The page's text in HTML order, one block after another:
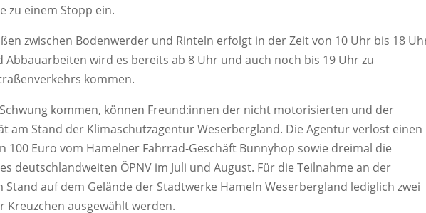
zu einem Stopp ein.
zwischen Bodenwerder und Rinteln erfolgt in der Zeit von 10 Uhr bis 18
Abbauarbeiten wird es bereits ab 8 Uhr und auch noch bis 19 Uhr zu
kommen.
kommen, können Freund:innen der nicht motorisierten und der
am Stand der Klimaschutzagentur Weserbergland. Die Agentur verlost einen
100 Euro vom Hamelner Fahrrad-Geschäft Bunnyhop sowie dreimal die
deutschlandweiten ÖPNV im Juli und August. Für die Teilnahme an der
Stand auf dem Gelände der Stadtwerke Hameln Weserbergland lediglich zwei
ausgewählt werden.